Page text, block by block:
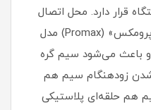
قرار دارد. محل اتصال
سیم برق به حالت‌دهنده مو «پرومکس» (Promax) مدل
و باعث می‌شود سیم گره
زودهنگام سیم هم
هم حلقه‌ای پلاستیکی